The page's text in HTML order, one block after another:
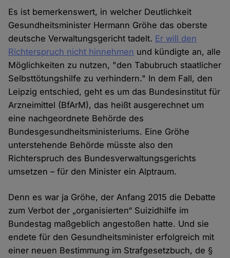
Es ist bemerkenswert, in welcher Deutlichkeit
Gesundheitsminister Hermann Gröhe das oberste
deutsche Verwaltungsgericht tadelt. Er will den
Richterspruch nicht hinnehmen und kündigte an, alle
Möglichkeiten zu nutzen, "den Tabubruch staatlicher
Selbsttötungshilfe zu verhindern." In dem Fall, den
Leipzig entschied, geht es um das Bundesinstitut für
Arzneimittel (BfArM), das heißt ausgerechnet um
eine nachgeordnete Behörde des
Bundesgesundheitsministeriums. Eine Gröhe
unterstehende Behörde müsste also den
Richterspruch des Bundesverwaltungsgerichts
umsetzen – für den Minister ein Alptraum.
Denn es war ja Gröhe, der Anfang 2015 die Debatte
zum Verbot der „organisierten“ Suizidhilfe im
Bundestag maßgeblich angestoßen hatte. Und sie
endete für den Gesundheitsminister erfolgreich mit
einer neuen Bestimmung im Strafgesetzbuch, de §